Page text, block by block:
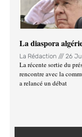
La diaspora
La Rédaction 26
La récente sortie du
rencontre avec la
a relancé un débat